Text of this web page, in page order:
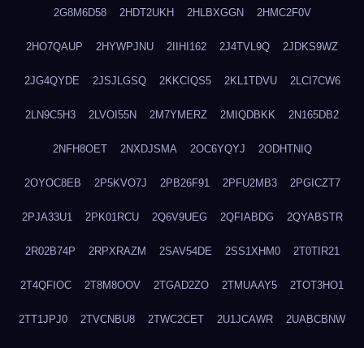
2G8M6D58 2HDT2UKH 2HLBXGGN 2HMC2F0V
2HO7QAUP 2HYWPJNU 2IIHI162 2J4TVL9Q 2JDKS9WZ
2JG4QYDE 2JSJLGSQ 2KKCIQS5 2KL1TDVU 2LCI7CW6
2LN9C5H3 2LVOI55N 2M7YMERZ 2MIQDBKK 2N165DB2
2NFH8OET 2NXDJSMA 2OC6YQYJ 2ODHTNIQ
2OYOC8EB 2P5KVO7J 2PB26F91 2PFU2MB3 2PGICZT7
2PJA33U1 2PK01RCU 2Q6V9UEG 2QFIABDG 2QYABSTR
2R02B74P 2RPXRAZM 2SAV54DE 2SS1XHM0 2T0TIR21
2T4QFIOC 2T8M8OOV 2TGAD2ZO 2TMUAAY5 2TOT3HO1
2TT1JPJ0 2TVCNBU8 2TWC2CET 2U1JCAWR 2UABCBNW